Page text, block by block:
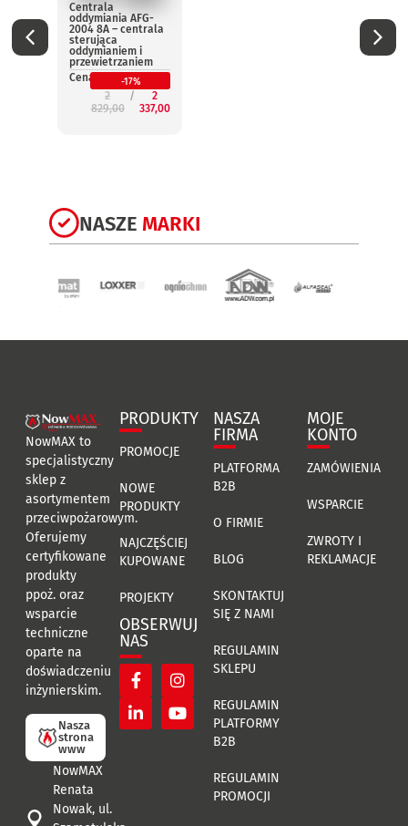
Centrala
oddymiania AFG-
2004 8A – centrala
sterująca
oddymianiem i
przewietrzaniem
Cena:
-17%
2
829,00
2
337,00
NASZE MARKI
NowMAX to
specjalistyczny
sklep z
asortymentem
przeciwpożarowym.
Oferujemy
certyfikowane
produkty
ppoż. oraz
wsparcie
techniczne
oparte na
doświadczeniu
inżynierskim.
Nasza
strona
www
NowMAX
Renata
Nowak, ul.
PRODUKTY
PROMOCJE
NOWE
PRODUKTY
NAJCZĘŚCIEJ
KUPOWANE
PROJEKTY
OBSERWUJ
NAS
NASZA
FIRMA
PLATFORMA
B2B
O FIRMIE
BLOG
SKONTAKTUJ
SIĘ Z NAMI
REGULAMIN
SKLEPU
REGULAMIN
PLATFORMY
B2B
REGULAMIN
PROMOCJI
MOJE
KONTO
ZAMÓWIENIA
WSPARCIE
ZWROTY I
REKLAMACJE